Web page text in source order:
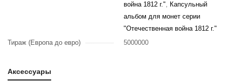
война 1812 г.", Капсульный
альбом для монет серии
"Отечественная война 1812 г."
Тираж (Европа до евро)
5000000
Аксессуары